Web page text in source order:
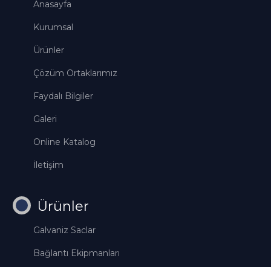
Anasayfa
Kurumsal
Ürünler
Çözüm Ortaklarımız
Faydalı Bilgiler
Galeri
Online Katalog
İletişim
Ürünler
Galvaniz Saclar
Bağlantı Ekipmanları